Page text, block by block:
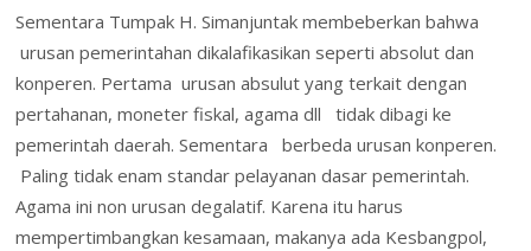
Sementara Tumpak H. Simanjuntak membeberkan bahwa
urusan pemerintahan dikalafikasikan seperti absolut dan
konperen. Pertama urusan absulut yang terkait dengan
pertahanan, moneter fiskal, agama dll tidak dibagi ke
pemerintah daerah. Sementara berbeda urusan konperen.
Paling tidak enam standar pelayanan dasar pemerintah.
Agama ini non urusan degalatif. Karena itu harus
mempertimbangkan kesamaan, makanya ada Kesbangpol,